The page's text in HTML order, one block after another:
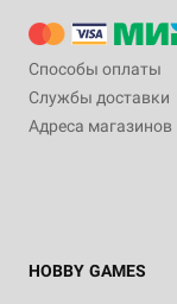
Способы оплаты
Службы доставки
Адреса магазинов
HOBBY GAMES